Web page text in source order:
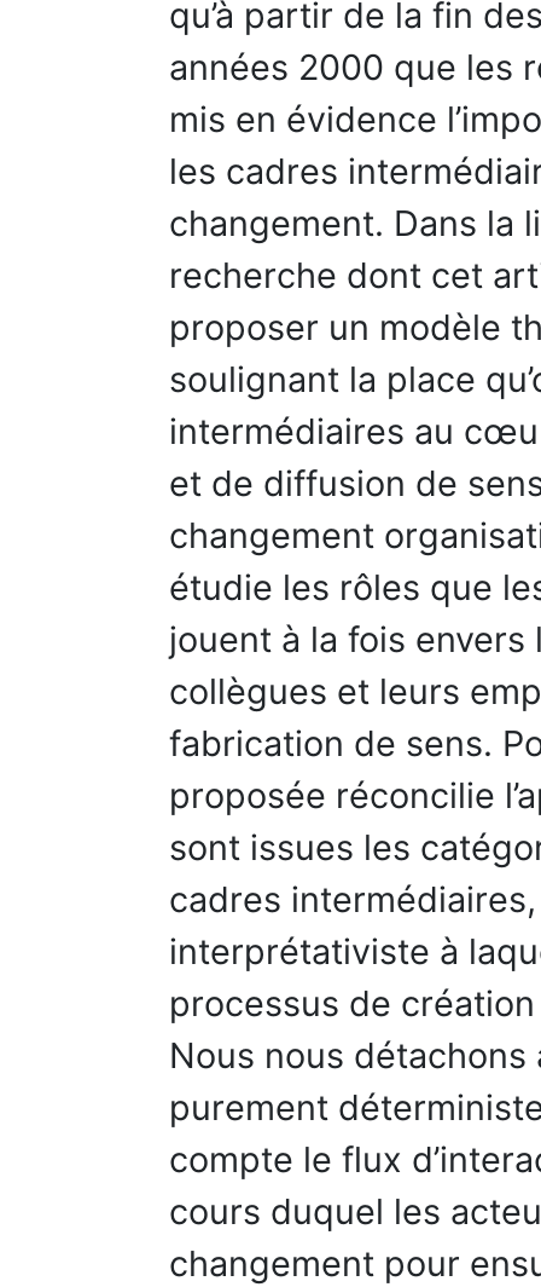
qu’à partir de la fin
années 2000 que les
mis en évidence
les cadres
changement. Dans la
recherche dont cet
proposer un modèle
soulignant la place
intermédiaires au
et de diffusion de
changement
étudie les rôles que
jouent à la fois
collègues et leurs
fabrication de sens.
proposée réconcilie
sont issues les
cadres intermédiaires,
interprétativiste à
processus de
Nous nous détachons
purement
compte le flux
cours duquel les
changement pour